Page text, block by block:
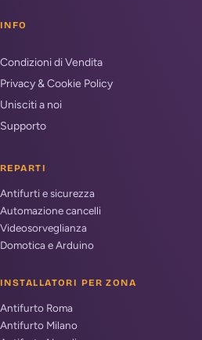
INFO
Condizioni di Vendita
Privacy & Cookie Policy
Unisciti a noi
Supporto
REPARTI
Antifurti e sicurezza
Automazione cancelli
Videosorveglianza
Domotica e Arduino
INSTALLATORI PER ZONA
Antifurto Roma
Antifurto Milano